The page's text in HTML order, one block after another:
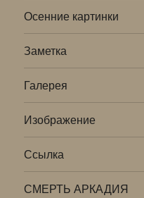
Осенние картинки
Заметка
Галерея
Изображение
Ссылка
СМЕРТЬ АРКАДИЯ